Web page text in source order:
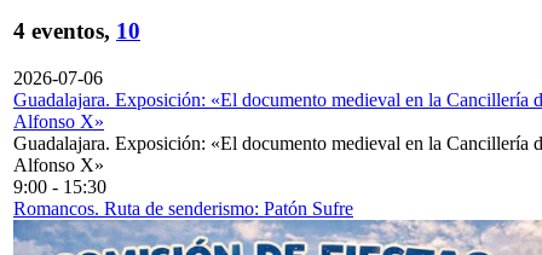
4 eventos, 10
2026-07-06
Guadalajara. Exposición: «El documento medieval en la Cancillería
Alfonso X»
Guadalajara. Exposición: «El documento medieval en la Cancillería
Alfonso X»
9:00 - 15:30
Romancos. Ruta de senderismo: Patón Sufre